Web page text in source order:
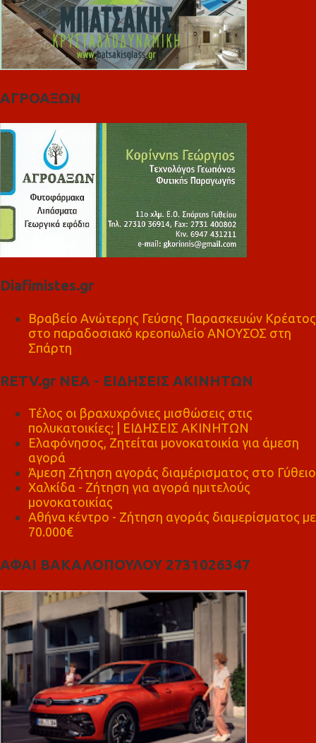
ΑΓΡΟΑΞΩΝ
Diafimistes.gr
Βραβείο Ανώτερης Γεύσης Παρασκευών Κρέατος
στο παραδοσιακό κρεοπωλείο ΑΝΟΥΣΟΣ στη
Σπάρτη
RETV.gr ΝΕΑ - ΕΙΔΗΣΕΙΣ ΑΚΙΝΗΤΩΝ
Τέλος οι βραχυχρόνιες μισθώσεις στις
πολυκατοικίες; | ΕΙΔΗΣΕΙΣ ΑΚΙΝΗΤΩΝ
Ελαφόνησος, Ζητείται μονοκατοικία για άμεση
αγορά
Άμεση Ζήτηση αγοράς διαμέρισματος στο Γύθειο
Χαλκίδα - Ζήτηση για αγορά ημιτελούς
μονοκατοικίας
Αθήνα κέντρο - Ζήτηση αγοράς διαμερίσματος με
70.000€
ΑΦΑΙ ΒΑΚΑΛΟΠΟΥΛΟΥ 2731026347